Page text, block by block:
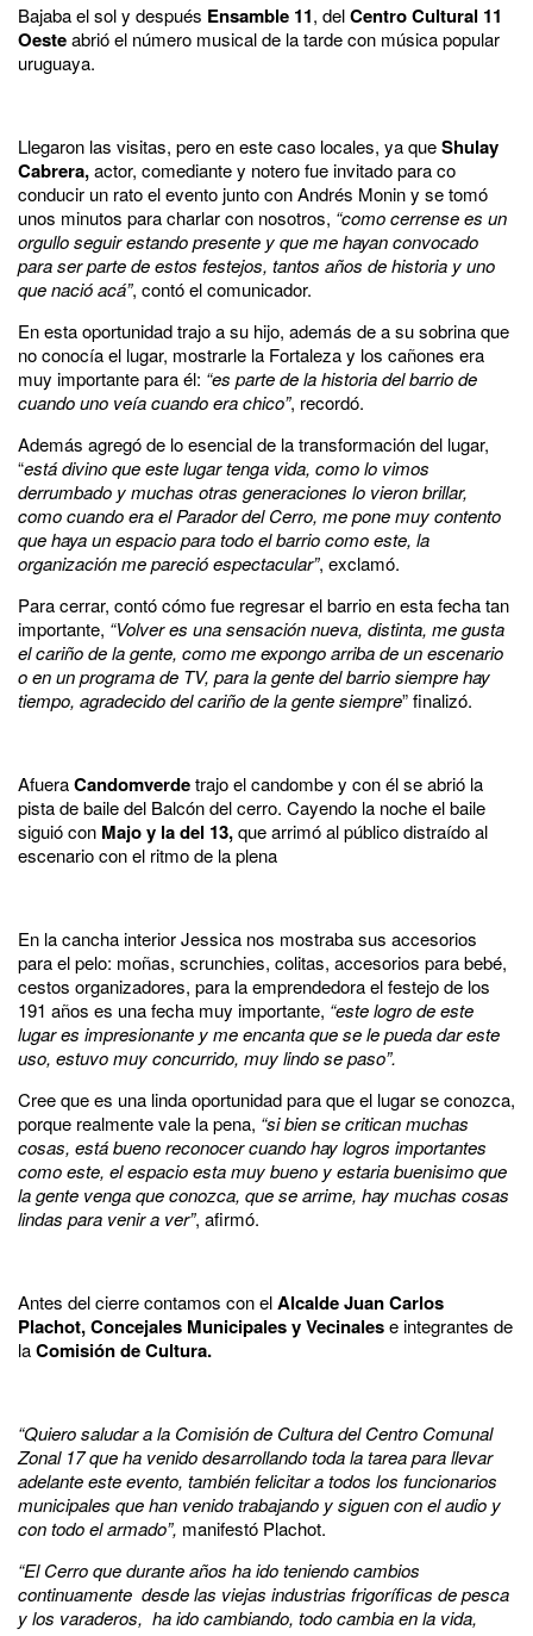
Bajaba el sol y después Ensamble 11, delCentro Cultural 11
Oesteabrió el número musical de la tarde con música popular
uruguaya.
Llegaron las visitas, pero en este caso locales, ya queShulay
Cabrera,actor, comediante y notero fue invitado para co
conducir un rato el evento junto con Andrés Monin y se tomó
unos minutos para charlar con nosotros, “como cerrense es un
orgullo seguir estando presente y que me hayan convocado
para ser parte de estos festejos, tantos años de historia y uno
que nació acá”, contó el comunicador.
En esta oportunidad trajo a su hijo, además de a su sobrina que
no conocía el lugar, mostrarle la Fortaleza y los cañones era
muy importante para él: “es parte de la historia del barrio de
cuando uno veía cuando era chico”, recordó.
Además agregó de lo esencial de la transformación del lugar,
“está divino que este lugar tenga vida, como lo vimos
derrumbado y muchas otras generaciones lo vieron brillar,
como cuando era el Parador del Cerro, me pone muy contento
que haya un espacio para todo el barrio como este, la
organización me pareció espectacular”, exclamó.
Para cerrar, contó cómo fue regresar el barrio en esta fecha tan
importante, “Volver es una sensación nueva, distinta, me gusta
el cariño de la gente, como me expongo arriba de un escenario
o en un programa de TV, para la gente del barrio siempre hay
tiempo, agradecido del cariño de la gente siempre” finalizó.
AfueraCandomverdetrajo el candombe y con él se abrió la
pista de baile del Balcón del cerro. Cayendo la noche el baile
siguió con Majo y la del 13,que arrimó al público distraído al
escenario con el ritmo de la plena
En la cancha interior Jessica nos mostraba sus accesorios
para el pelo: moñas, scrunchies, colitas, accesorios para bebé,
cestos organizadores, para la emprendedora el festejo de los
191 años es una fecha muy importante, “este logro de este
lugar es impresionante y me encanta que se le pueda dar este
uso, estuvo muy concurrido, muy lindo se paso”.
Cree que es una linda oportunidad para que el lugar se conozca,
porque realmente vale la pena, “si bien se critican muchas
cosas, está bueno reconocer cuando hay logros importantes
como este, el espacio esta muy bueno y estaria buenisimo que
la gente venga que conozca, que se arrime, hay muchas cosas
lindas para venir a ver”, afirmó.
Antes del cierre contamos con elAlcalde Juan Carlos
Plachot,Concejales Municipales y Vecinalese integrantes de
laComisión de Cultura.
“Quiero saludar a la Comisión de Cultura del Centro Comunal
Zonal 17 que ha venido desarrollando toda la tarea para llevar
adelante este evento, también felicitar a todos los funcionarios
municipales que han venido trabajando y siguen con el audio y
con todo el armado”, manifestó Plachot.
“El Cerro que durante años ha ido teniendo cambios
continuamente desde las viejas industrias frigoríficas de pesca
y los varaderos, ha ido cambiando, todo cambia en la vida,